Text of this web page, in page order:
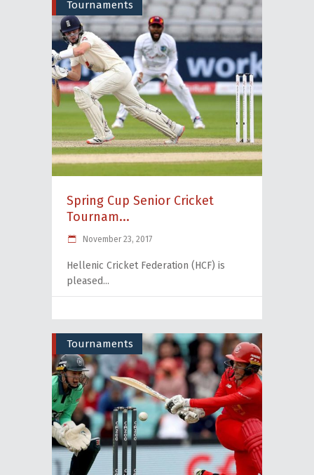
Tournaments
Spring Cup Senior Cricket
Tournam...
November 23, 2017
Hellenic Cricket Federation (HCF) is
pleased
Tournaments